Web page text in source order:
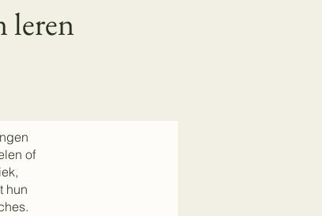
leren
of
hun